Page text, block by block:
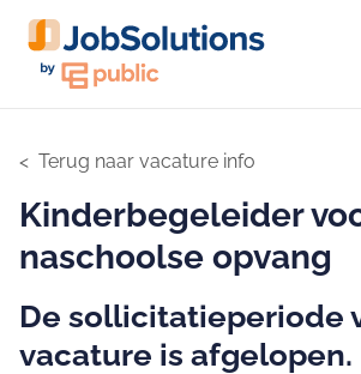
Terug naar vacature info
Kinderbegeleider
naschoolse opvang
De sollicitatieperiode
vacature is afgelopen.